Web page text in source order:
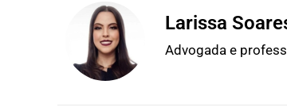
Larissa
Advogada e